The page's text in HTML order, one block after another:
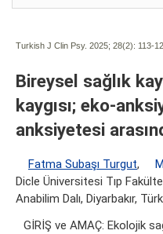
Turkish J Clin Psy. 2025; 28(2): 113-
Bireysel sağlık
kaygısı; eko-
anksiyetesi
Fatma Subaşı Turgut,
Dicle Üniversitesi Tıp
Anabilim Dalı, Diyarbakır,
GİRİŞ ve AMAÇ: Ekolojik